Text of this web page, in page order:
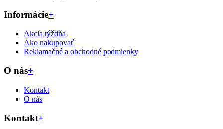
Informácie+
Akcia týždňa
Ako nakupovať
Reklamačné a obchodné podmienky
O nás+
Kontakt
O nás
Kontakt+